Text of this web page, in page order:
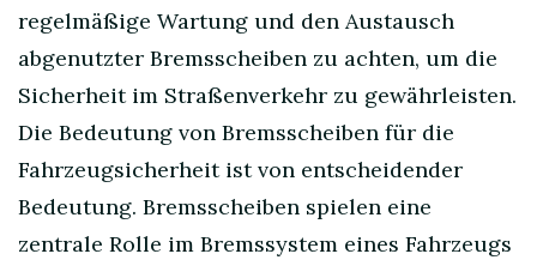
regelmäßige Wartung und den Austausch
abgenutzter Bremsscheiben zu achten, um die
Sicherheit im Straßenverkehr zu gewährleisten.
Die Bedeutung von Bremsscheiben für die
Fahrzeugsicherheit ist von entscheidender
Bedeutung. Bremsscheiben spielen eine
zentrale Rolle im Bremssystem eines Fahrzeugs